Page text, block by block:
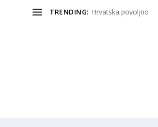
TRENDING: Hrvatska povoljno